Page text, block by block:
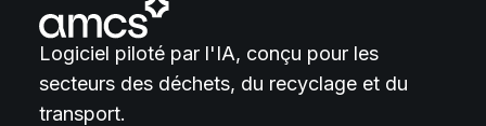
Logiciel piloté par l'IA, conçu pour les
secteurs des déchets, du recyclage et du
transport.